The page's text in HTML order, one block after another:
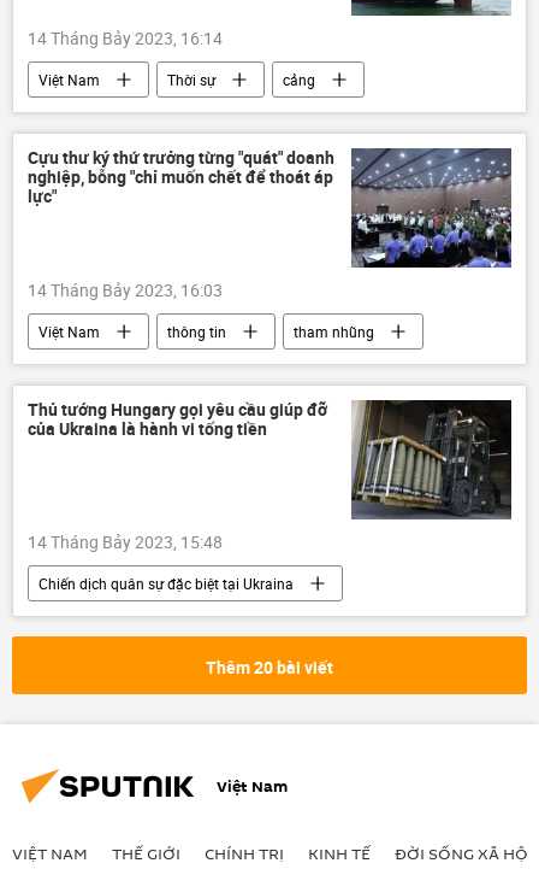
14 Tháng Bảy 2023, 16:14
Việt Nam Thời sự cảng
Cựu thư ký thứ trưởng từng "quát" doanh
nghiệp, bỗng "chỉ muốn chết để thoát áp
lực"
14 Tháng Bảy 2023, 16:03
Việt Nam thông tin
tham nhũng
Сuộc chiến chống tham nhũng ở Việt Nam
chuyến bay
Covid-19 tại Việt Nam
hối lộ
nhận hối lộ
Thủ tướng Hungary gọi yêu cầu giúp đỡ
của Ukraina là hành vi tống tiền
14 Tháng Bảy 2023, 15:48
Chiến dịch quân sự đặc biệt tại Ukraina
Ukraina
Cuộc khủng hoảng ở Ukraina
Viktor Orban
viện trợ quân sự
Thêm 20 bài viết
Việt Nam
VIỆT NAM THẾ GIỚI CHÍNH TRỊ KINH TẾ ĐỜI SỐNG XÃ HỘI